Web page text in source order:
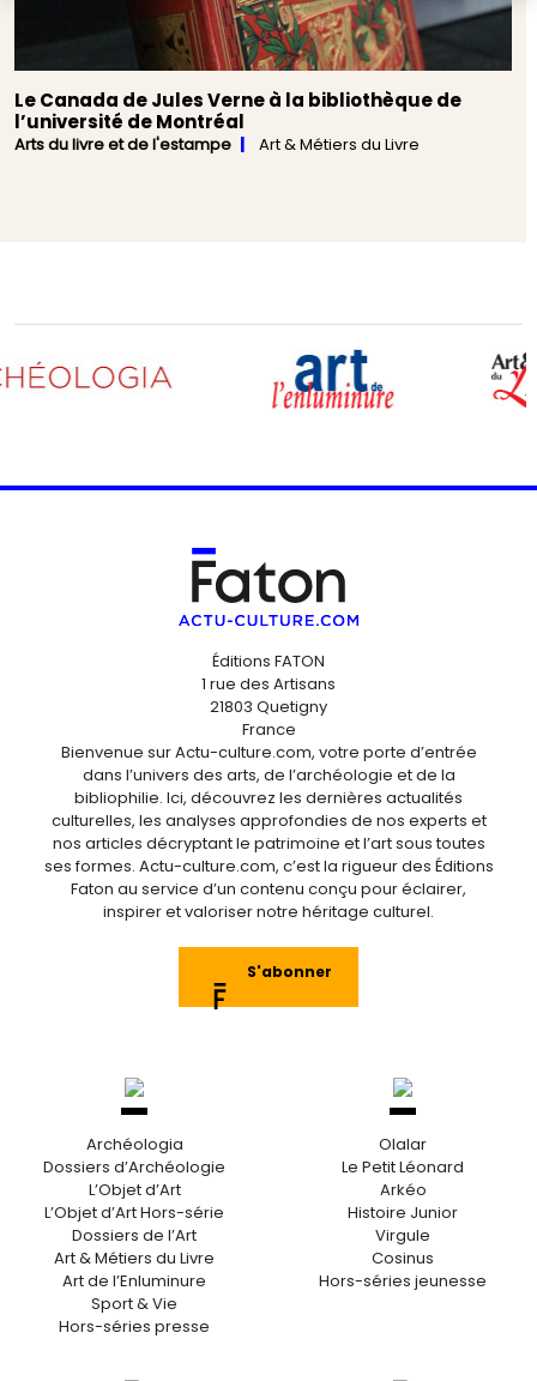
Le Canada de Jules Verne à la bibliothèque de
l’université de Montréal
Arts du livre et de l'estampe Art & Métiers du Livre
Éditions FATON
1 rue des Artisans
21803 Quetigny
France
Bienvenue sur Actu-culture.com, votre porte d’entrée
dans l’univers des arts, de l’archéologie et de la
bibliophilie. Ici, découvrez les dernières actualités
culturelles, les analyses approfondies de nos experts et
nos articles décryptant le patrimoine et l’art sous toutes
ses formes. Actu-culture.com, c’est la rigueur des Éditions
Faton au service d’un contenu conçu pour éclairer,
inspirer et valoriser notre héritage culturel.
S'abonner
Archéologia
Dossiers d’Archéologie
L’Objet d’Art
L’Objet d’Art Hors-série
Dossiers de l’Art
Art & Métiers du Livre
Art de l’Enluminure
Sport & Vie
Hors-séries presse
Olalar
Le Petit Léonard
Arkéo
Histoire Junior
Virgule
Cosinus
Hors-séries jeunesse